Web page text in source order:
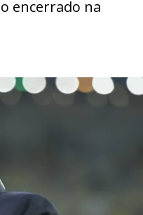
encerrado na